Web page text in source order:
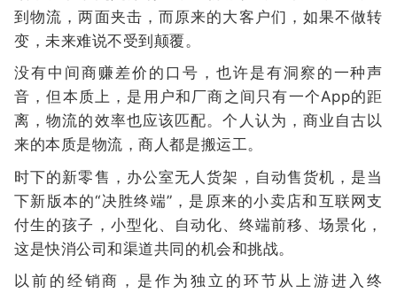
到物流，两面夹击，而原来的大客户们，如果不做转
变，未来难说不受到颠覆。
没有中间商赚差价的口号，也许是有洞察的一种声
音，但本质上，是用户和厂商之间只有一个App的距
离，物流的效率也应该匹配。个人认为，商业自古以
来的本质是物流，商人都是搬运工。
时下的新零售，办公室无人货架，自动售货机，是当
下新版本的“决胜终端”，是原来的小卖店和互联网支
付生的孩子，小型化、自动化、终端前移、场景化，
这是快消公司和渠道共同的机会和挑战。
以前的经销商，是作为独立的环节从上游进入终